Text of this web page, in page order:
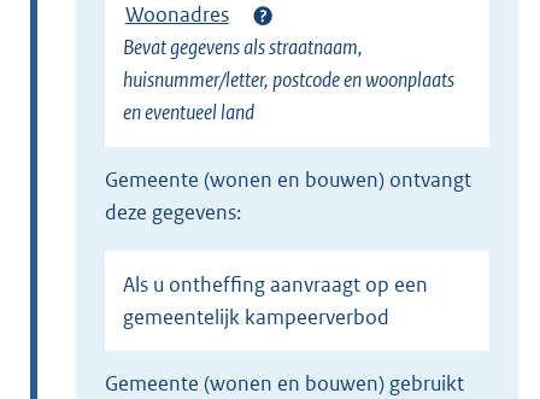
Woonadres
Bevat gegevens als straatnaam,
huisnummer/letter, postcode en woonplaats
en eventueel land
gemeente (wonen en bouwen) ontvangt
deze gegevens:
Als u ontheffing aanvraagt op een
gemeentelijk kampeerverbod
gemeente (wonen en bouwen) gebruikt